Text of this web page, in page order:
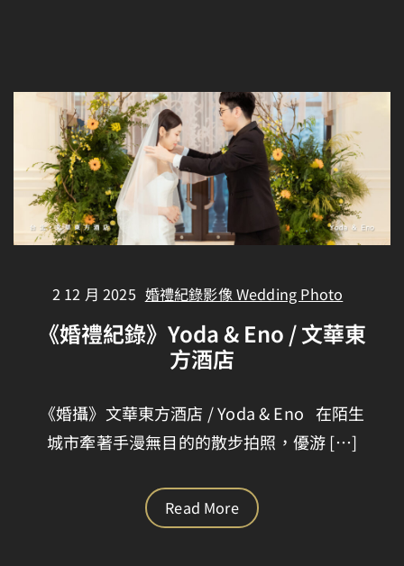
2 12 月 2025 婚禮紀錄影像 Wedding Photo
《婚禮紀錄》Yoda & Eno / 文華東
方酒店
《婚攝》文華東方酒店 / Yoda & Eno 在陌生
城市牽著手漫無目的的散步拍照，優游 […]
Read More